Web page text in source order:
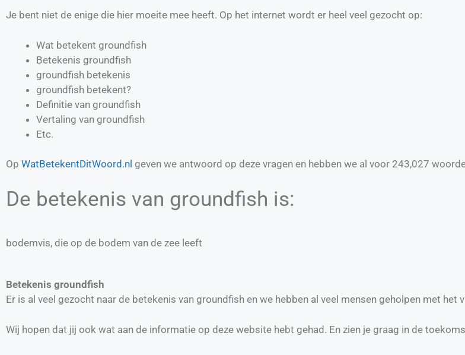
Je bent niet de enige die hier moeite mee heeft. Op het internet wordt er heel veel gezocht op:
Wat betekent groundfish
Betekenis groundfish
groundfish betekenis
groundfish betekent?
Definitie van groundfish
Vertaling van groundfish
Etc.
Op WatBetekentDitWoord.nl geven we antwoord op deze vragen en hebben we al voor 243,027
De betekenis van groundfish is:
bodemvis, die op de bodem van de zee leeft
Betekenis groundfish
Er is al veel gezocht naar de betekenis van groundfish en we hebben al veel mensen geholpen met het
Wij hopen dat jij ook wat aan de informatie op deze website hebt gehad. En zien je graag in de